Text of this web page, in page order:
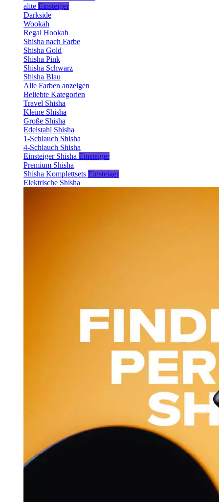
alite Einsteiger
Darkside
Wookah
Regal Hookah
Shisha nach Farbe
Shisha Gold
Shisha Pink
Shisha Schwarz
Shisha Blau
Alle Farben anzeigen
Beliebte Kategorien
Travel Shisha
Kleine Shisha
Große Shisha
Edelstahl Shisha
1-Schlauch Shisha
4-Schlauch Shisha
Einsteiger Shisha Einsteiger
Premium Shisha
Shisha Komplettsets Einsteiger
Elektrische Shisha